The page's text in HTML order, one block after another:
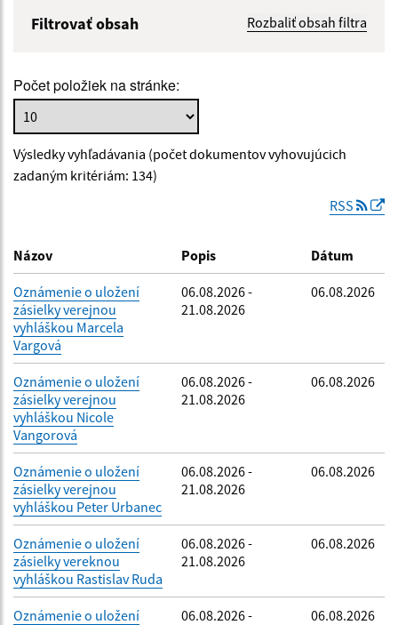
Filtrovať obsah Rozbaliť obsah filtra
Popis:
Dátum zverejnenia od:
Filtrovať
Počet položiek na stránke:
Výsledky vyhľadávania (počet dokumentov vyhovujúcich
zadaným kritériám: 134)
RSS
Názov Popis Dátum
Oznámenie o uložení
zásielky verejnou
vyhláškou Marcela
Vargová
06.08.2026 -
21.08.2026
06.08.2026
Oznámenie o uložení
zásielky verejnou
vyhláškou Nicole
Vangorová
06.08.2026 -
21.08.2026
06.08.2026
Oznámenie o uložení
zásielky verejnou
vyhláškou Peter Urbanec
06.08.2026 -
21.08.2026
06.08.2026
Oznámenie o uložení
zásielky vereknou
vyhláškou Rastislav Ruda
06.08.2026 -
21.08.2026
06.08.2026
Oznámenie o uložení
06.08.2026 -
06.08.2026